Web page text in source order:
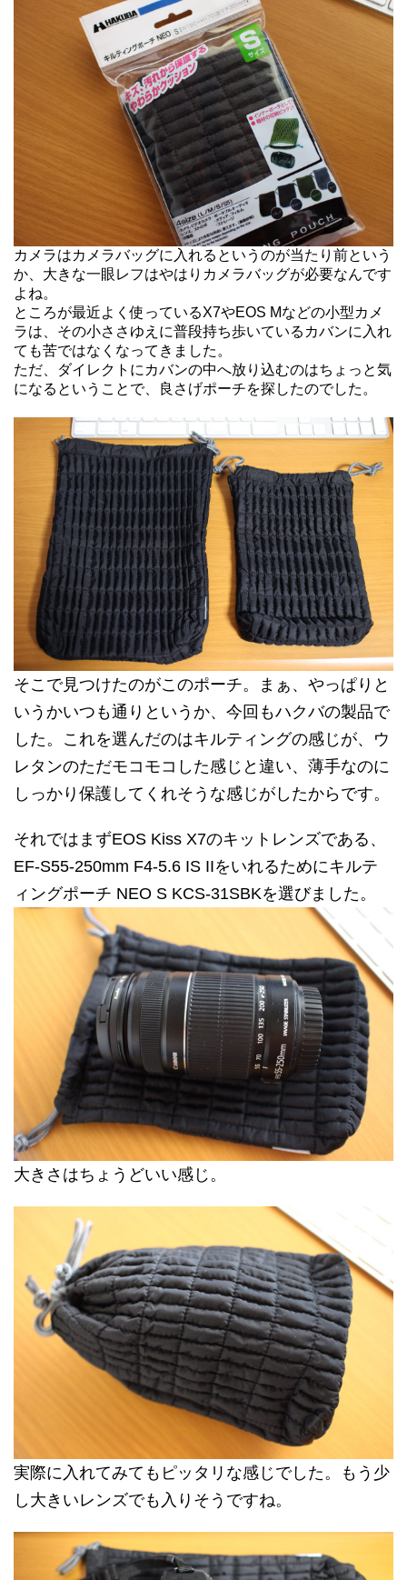
カメラはカメラバッグに入れるというのが当たり前という
か、大きな一眼レフはやはりカメラバッグが必要なんです
よね。
ところが最近よく使っているX7やEOS Mなどの小型カメ
ラは、その小ささゆえに普段持ち歩いているカバンに入れ
ても苦ではなくなってきました。
ただ、ダイレクトにカバンの中へ放り込むのはちょっと気
になるということで、良さげポーチを探したのでした。
そこで見つけたのがこのポーチ。まぁ、やっぱりと
いうかいつも通りというか、今回もハクバの製品で
した。これを選んだのはキルティングの感じが、ウ
レタンのただモコモコした感じと違い、薄手なのに
しっかり保護してくれそうな感じがしたからです。
それではまずEOS Kiss X7のキットレンズである、
EF-S55-250mm F4-5.6 IS IIをいれるためにキルテ
ィングポーチ NEO S KCS-31SBKを選びました。
大きさはちょうどいい感じ。
実際に入れてみてもピッタリな感じでした。もう少
し大きいレンズでも入りそうですね。